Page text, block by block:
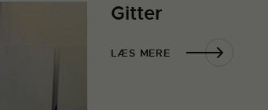
Gitter
LÆS MERE